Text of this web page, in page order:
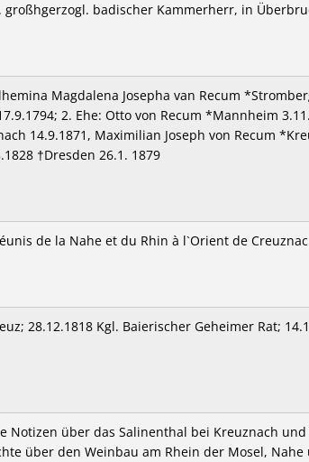
badischer Kammerherr, in
Magdalena Josepha van Recum
2. Ehe: Otto von Recum *Mannheim
14.9.1871, Maximilian Joseph von Recum
†Dresden 26.1. 1879
de la Nahe et du Rhin à l`Orient de
28.12.1818 Kgl. Baierischer Geheimer Rat;
Notizen über das Salinenthal bei Kreuznach
über den Weinbau am Rhein der Mosel,